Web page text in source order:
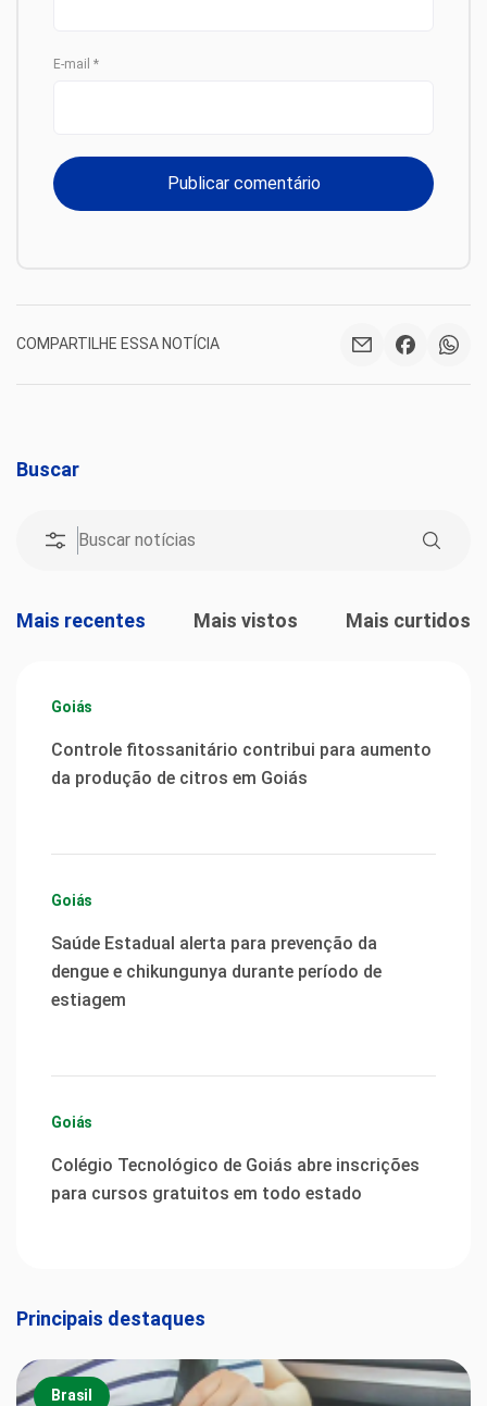
E-mail *
COMPARTILHE ESSA NOTÍCIA
Buscar
Mais recentes Mais vistos Mais curtidos
Goiás
Controle fitossanitário contribui para aumento
da produção de citros em Goiás
Goiás
Saúde Estadual alerta para prevenção da
dengue e chikungunya durante período de
estiagem
Goiás
Colégio Tecnológico de Goiás abre inscrições
para cursos gratuitos em todo estado
Principais destaques
Brasil